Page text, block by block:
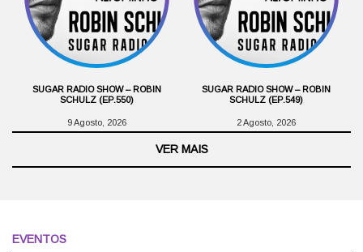
SUGAR RADIO SHOW – ROBIN
SCHULZ (EP.550)
9 Agosto, 2026
SUGAR RADIO SHOW – ROBIN
SCHULZ (EP.549)
2 Agosto, 2026
VER MAIS
EVENTOS